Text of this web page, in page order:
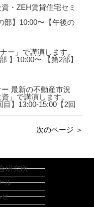
・ZEH賃貸住宅セミ
部】10:00〜【午後の
ー」で講演します。
】10:00〜 【第2部】
最新の不動産市況
」で講演します。
】13:00-15:00【2回
次のページ ＞